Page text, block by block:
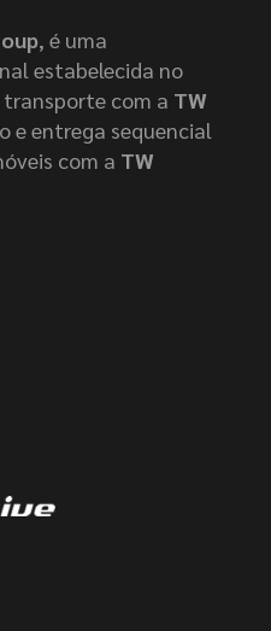
, é uma
estabelecida no
com a TW
e entrega sequencial
com a TW